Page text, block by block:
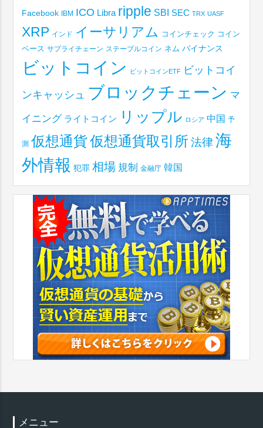
Facebook IBM ICO Libra ripple SBI SEC TRX UASF
XRP インド イーサリアム コインチェック コイン
ベース サプライチェーン ステーブルコイン ネム バイナンス
ビットコイン ビットコインETF ビットコイ
ンキャッシュ ブロックチェーン マ
イニング ライトコイン リップル ロシア 中国 予
測 仮想通貨仮想通貨取引所 法律 海
外情報 犯罪 相場 規制 金融庁 韓国
メニュー